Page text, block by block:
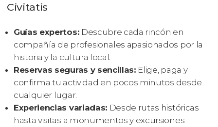
Civitatis
Guías expertos: Descubre cada rincón en
compañía de profesionales apasionados por la
historia y la cultura local.
Reservas seguras y sencillas: Elige, paga y
confirma tu actividad en pocos minutos desde
cualquier lugar.
Experiencias variadas: Desde rutas históricas
hasta visitas a monumentos y excursiones